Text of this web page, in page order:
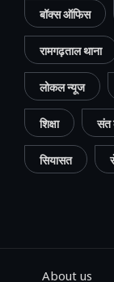
बॉक्स ऑफिस
रामगढ़ताल थाना
लोकल न्यूज
शिक्षा संत
सियासत
About us